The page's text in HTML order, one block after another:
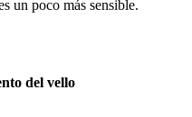
un poco más sensible.
del vello